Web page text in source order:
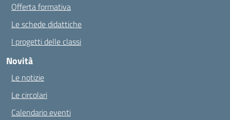
Offerta formativa
Le schede didattiche
I progetti delle classi
Novità
Le notizie
Le circolari
Calendario eventi